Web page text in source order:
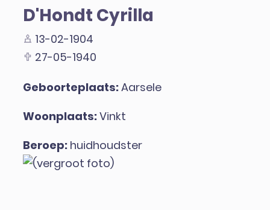
D'Hondt Cyrilla
13-02-1904
27-05-1940
Geboorteplaats:Aarsele
Woonplaats:Vinkt
Beroep: huidhoudster